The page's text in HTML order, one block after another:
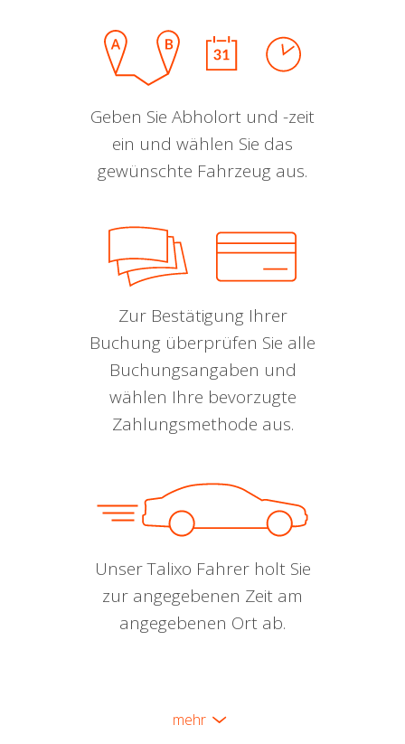
Geben Sie Abholort und -zeit
ein und wählen Sie das
gewünschte Fahrzeug aus.
Zur Bestätigung Ihrer
Buchung überprüfen Sie alle
Buchungsangaben und
wählen Ihre bevorzugte
Zahlungsmethode aus.
Unser Talixo Fahrer holt Sie
zur angegebenen Zeit am
angegebenen Ort ab.
mehr